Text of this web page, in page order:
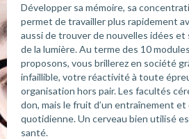
Développer sa mémoire, sa
permet de travailler plus rapidement
aussi de trouver de nouvelles idées et
de la lumière. Au terme des 10
proposons, vous brillerez en société
infaillible, votre réactivité à toute
organisation hors pair. Les facultés
don, mais le fruit d’un entraînement et
quotidienne. Un cerveau bien utilisé
santé.